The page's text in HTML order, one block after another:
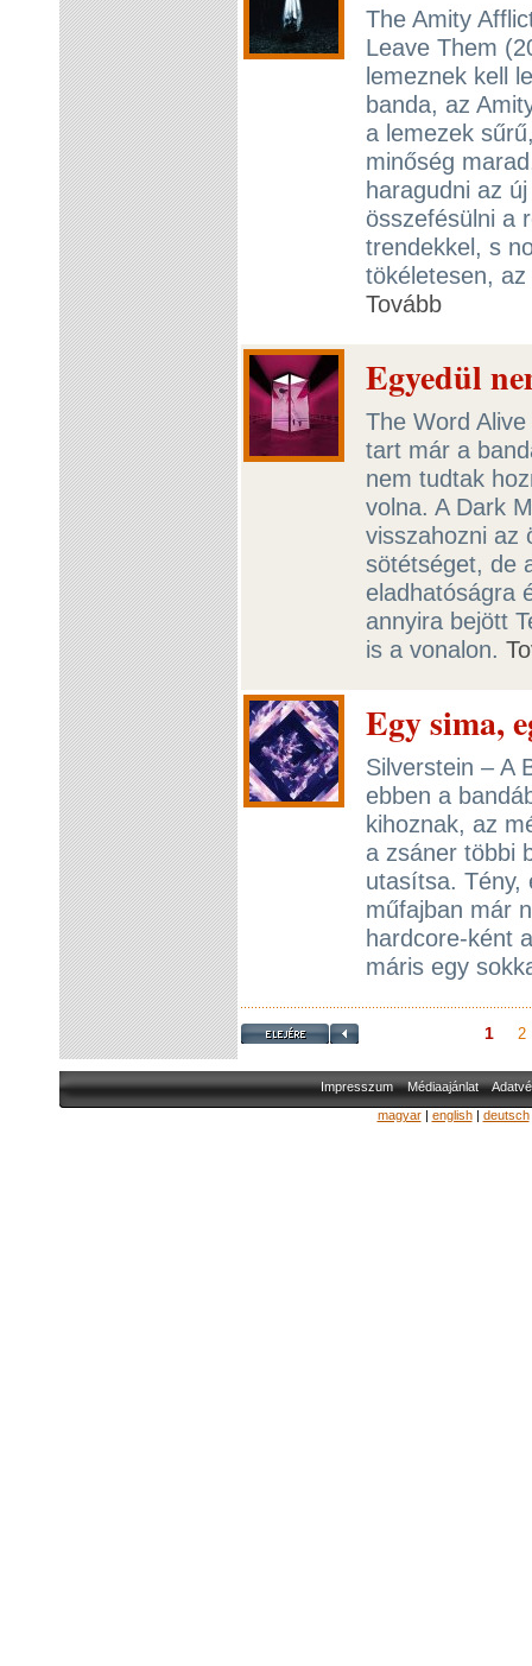
The Amity
Leave Them
lemeznek kell
banda, az
a lemezek
minőség
haragudni az
összefésülni a
trendekkel, s
tökéletesen,
Tovább
Egyedül
The Word
tart már a
nem tudtak
volna. A Dark
visszahozni az
sötétséget, de
eladhatóságra
annyira bejött
is a vonalon.
Egy sima,
Silverstein – A
ebben a
kihoznak, az
a zsáner többi
utasítsa. Tény,
műfajban már
hardcore-ként
máris egy
1 2
Impresszum Médiaajánlat
magyar| english| deutsch